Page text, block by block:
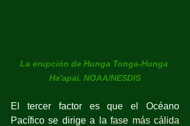
La erupción de Hunga Tonga-Hunga
Ha'apai. NOAA/NESDIS
El tercer factor es que el Océano
Pacífico se dirige a la fase más cálida